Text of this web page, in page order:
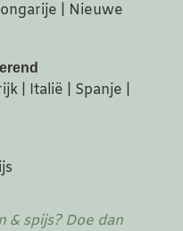
| Nieuwe
| Italië | Spanje |
& spijs? Doe dan